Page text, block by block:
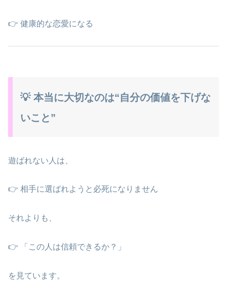
👉 健康的な恋愛になる
💡 本当に大切なのは“自分の価値を下げな
いこと”
遊ばれない人は、
👉 相手に選ばれようと必死になりません
それよりも、
👉 「この人は信頼できるか？」
を見ています。